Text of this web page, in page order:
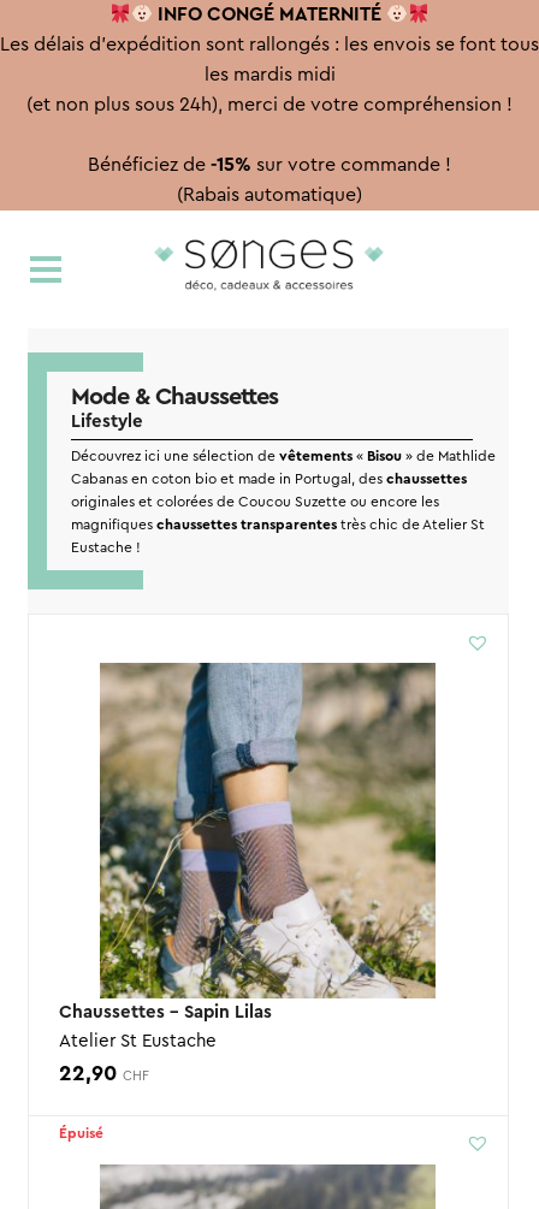
INFO CONGÉ MATERNITÉ
Les délais d'expédition sont rallongés : les envois se font tous
les mardis midi
(et non plus sous 24h), merci de votre compréhension !
Bénéficiez de -15% sur votre commande !
(Rabais automatique)
à
au
Mode & Chaussettes
Lifestyle
Découvrez ici une sélection de vêtements« Bisou» de Mathlide
Cabanas en coton bio et made in Portugal, des chaussettes
originales et colorées de Coucou Suzette ou encore les
magnifiqueschaussettes transparentestrès chic de Atelier St
Eustache !
Chaussettes – Sapin Lilas
Atelier St Eustache
22,90 CHF
Épuisé